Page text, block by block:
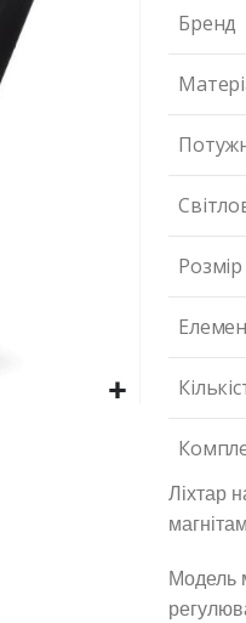
Бренд
Розмір
Ліхтар
Модель